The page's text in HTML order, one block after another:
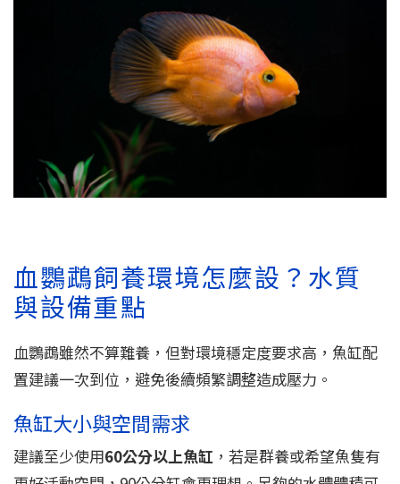
血鸚鵡飼養環境怎麼設？水質
與設備重點
血鸚鵡雖然不算難養，但對環境穩定度要求高，魚缸配
置建議一次到位，避免後續頻繁調整造成壓力。
魚缸大小與空間需求
建議至少使用60公分以上魚缸 ，若是群養或希望魚隻有